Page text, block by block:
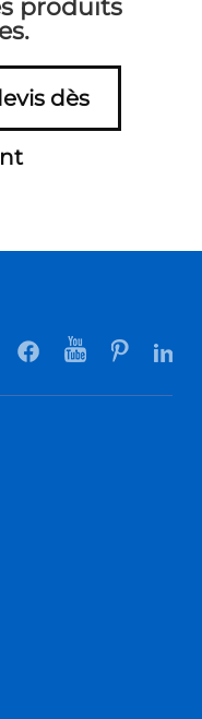
produits
dès